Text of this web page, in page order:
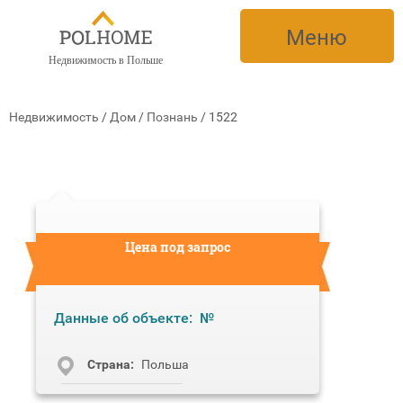
Недвижимость в Польше
Меню
Недвижимость / Дом / Познань / 1522
Цена под запрос
Данные об объекте: №
Cтрана: Польша